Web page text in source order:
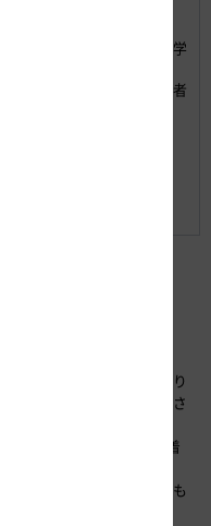
小・中学
（保護者
あります。
たでもご応募いただけま
れる方全員分の氏名（ふり
帯電話番号をご記入くださ
ださい。
ます。（※下表4のみ先着
しません。終了後責任をも